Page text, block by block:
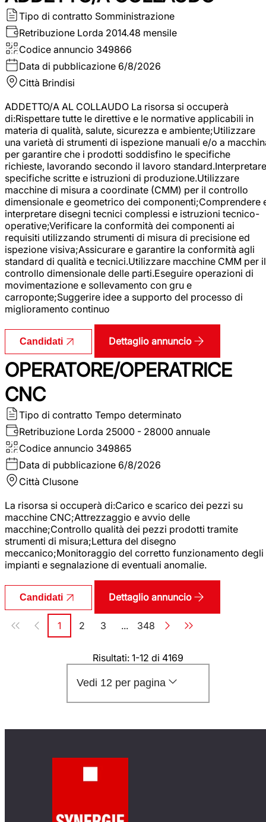
Tipo di contratto Somministrazione
Retribuzione Lorda 2014.48 mensile
Codice annuncio 349866
Data di pubblicazione 6/8/2026
Città Brindisi
ADDETTO/A AL COLLAUDO La risorsa si occuperà
di:Rispettare tutte le direttive e le normative applicabili in
materia di qualità, salute, sicurezza e ambiente;Utilizzare
una varietà di strumenti di ispezione manuali e/o a
per garantire che i prodotti soddisfino le specifiche
richieste, lavorando secondo il lavoro standard.Interpretare
specifiche scritte e istruzioni di produzione.Utilizzare
macchine di misura a coordinate (CMM) per il controllo
dimensionale e geometrico dei componenti;Comprendere
interpretare disegni tecnici complessi e istruzioni tecnico-
operative;Verificare la conformità dei componenti ai
requisiti utilizzando strumenti di misura di precisione ed
ispezione visiva;Assicurare e garantire la conformità agli
standard di qualità e tecnici.Utilizzare macchine CMM per il
controllo dimensionale delle parti.Eseguire operazioni di
movimentazione e sollevamento con gru e
carroponte;Suggerire idee a supporto del processo di
miglioramento continuo
Candidati Dettaglio annuncio
OPERATORE/OPERATRICE
CNC
Tipo di contratto Tempo determinato
Retribuzione Lorda 25000 - 28000 annuale
Codice annuncio 349865
Data di pubblicazione 6/8/2026
Città Clusone
La risorsa si occuperà di:Carico e scarico dei pezzi su
macchine CNC;Attrezzaggio e avvio delle
macchine;Controllo qualità dei pezzi prodotti tramite
strumenti di misura;Lettura del disegno
meccanico;Monitoraggio del corretto funzionamento degli
impianti e segnalazione di eventuali anomalie.
Candidati Dettaglio annuncio
Paginazione
Pagina
1 Pagina
2 Pagina
3 ... Pagina
348
Risultati: 1-12 di 4169
Vedi 12 per pagina